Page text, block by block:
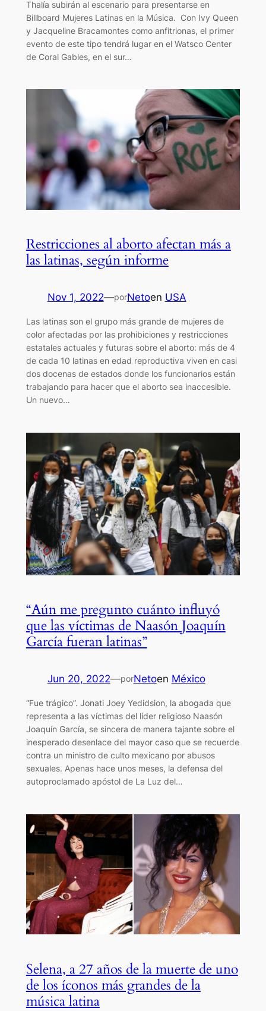
Thalía subirán al escenario para presentarse en
Billboard Mujeres Latinas en la Música. Con Ivy Queen
y Jacqueline Bracamontes como anfitrionas, el primer
evento de este tipo tendrá lugar en el Watsco Center
de Coral Gables, en el sur…
Restricciones al aborto afectan más a
las latinas, según informe
Nov 1, 2022—porNetoen USA
Las latinas son el grupo más grande de mujeres de
color afectadas por las prohibiciones y restricciones
estatales actuales y futuras sobre el aborto: más de 4
de cada 10 latinas en edad reproductiva viven en casi
dos docenas de estados donde los funcionarios están
trabajando para hacer que el aborto sea inaccesible.
Un nuevo…
“Aún me pregunto cuánto influyó
que las víctimas de Naasón Joaquín
García fueran latinas”
Jun 20, 2022—porNetoen México
“Fue trágico”. Jonati Joey Yedidsion, la abogada que
representa a las víctimas del líder religioso Naasón
Joaquín García, se sincera de manera tajante sobre el
inesperado desenlace del mayor caso que se recuerde
contra un ministro de culto mexicano por abusos
sexuales. Apenas hace unos meses, la defensa del
autoproclamado apóstol de La Luz del…
Selena, a 27 años de la muerte de uno
de los íconos más grandes de la
música latina